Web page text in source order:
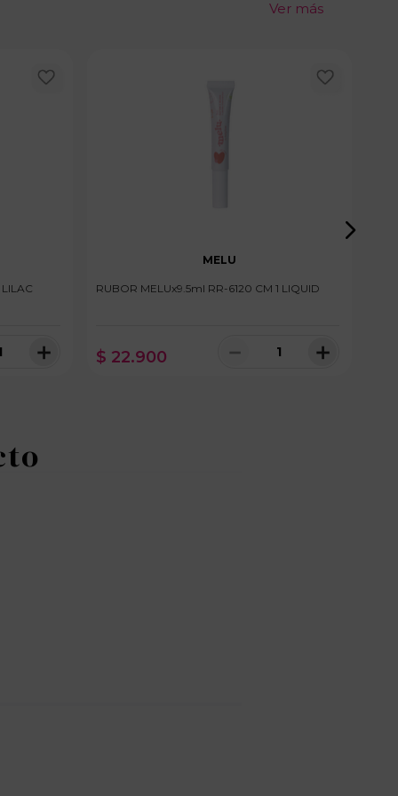
Ver más
＋
MELU
RUBOR MELUx9.5ml RR-6120 CM 1 LIQUID
$ 22.900 ＋
－